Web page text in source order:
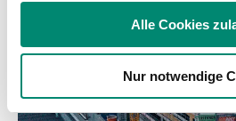
Partner führen diese
weiteren Daten zusammen, die
haben oder die sie im Rahmen
gesammelt haben.
Alle Cookies
Nur notwendige